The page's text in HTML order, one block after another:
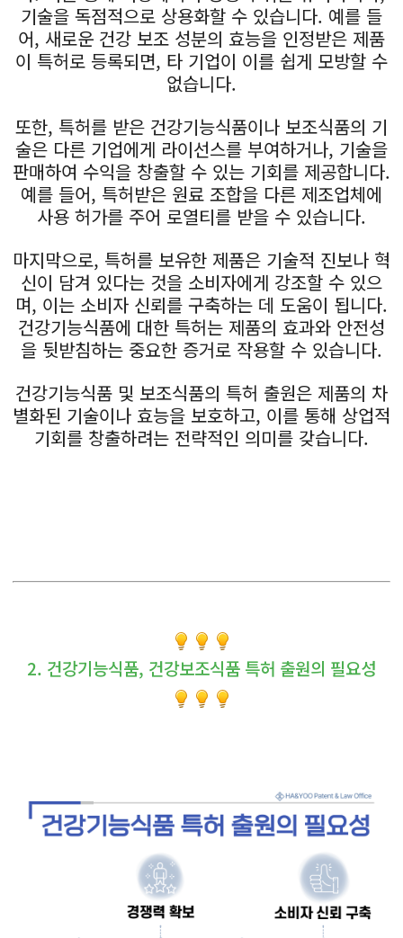
기술을 독점적으로 상용화할 수 있습니다. 예를 들
어, 새로운 건강 보조 성분의 효능을 인정받은 제품
이 특허로 등록되면, 타 기업이 이를 쉽게 모방할 수
없습니다.
또한, 특허를 받은 건강기능식품이나 보조식품의 기
술은 다른 기업에게 라이선스를 부여하거나, 기술을
판매하여 수익을 창출할 수 있는 기회를 제공합니다.
예를 들어, 특허받은 원료 조합을 다른 제조업체에
사용 허가를 주어 로열티를 받을 수 있습니다.
마지막으로, 특허를 보유한 제품은 기술적 진보나 혁
신이 담겨 있다는 것을 소비자에게 강조할 수 있으
며, 이는 소비자 신뢰를 구축하는 데 도움이 됩니다.
건강기능식품에 대한 특허는 제품의 효과와 안전성
을 뒷받침하는 중요한 증거로 작용할 수 있습니다.
건강기능식품 및 보조식품의 특허 출원은 제품의 차
별화된 기술이나 효능을 보호하고, 이를 통해 상업적
기회를 창출하려는 전략적인 의미를 갖습니다.
2. 건강기능식품, 건강보조식품 특허 출원의 필요성